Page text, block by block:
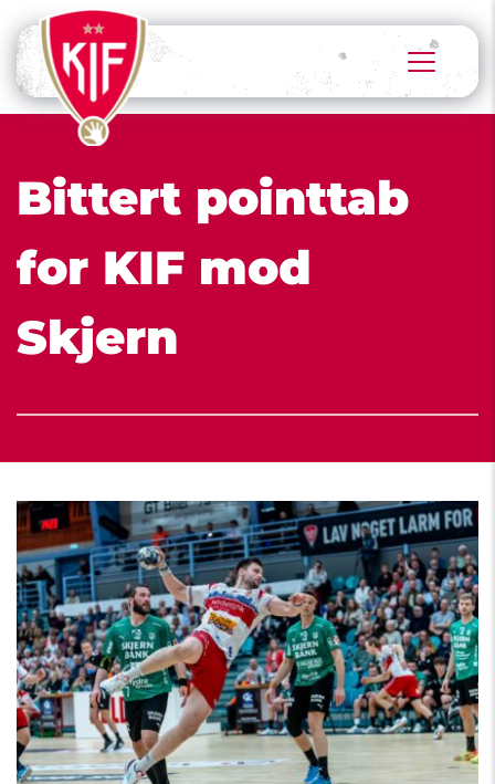
Bittert pointtab
for KIF mod
Skjern